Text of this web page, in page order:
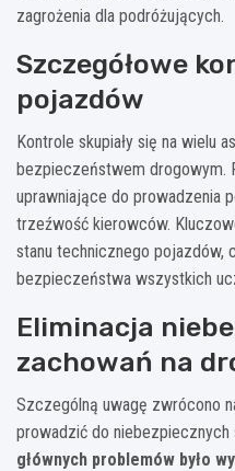
zagrożenia dla podróżujących.
Szczegółowe
pojazdów
Kontrole skupiały się na wielu
bezpieczeństwem drogowym.
uprawniające do prowadzenia
trzeźwość kierowców.
stanu technicznego pojazdów,
bezpieczeństwa wszystkich
Eliminacja
zachowań na
Szczególną uwagę zwrócono
prowadzić do niebezpiecznych
głównych problemów było